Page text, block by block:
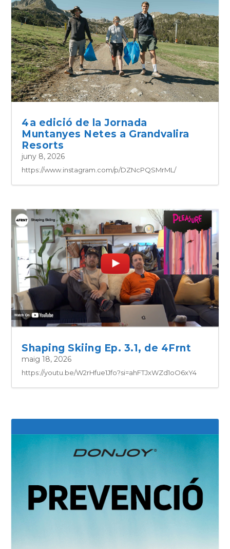
4a edició de la Jornada
Muntanyes Netes a Grandvalira
Resorts
juny 8, 2026
https://www.instagram.com/p/DZNcPQSMrML/
Shaping Skiing Ep. 3.1, de 4Frnt
maig 18, 2026
https://youtu.be/W2rHfue1Jfo?si=ahFTJxWZd1oO6xY4